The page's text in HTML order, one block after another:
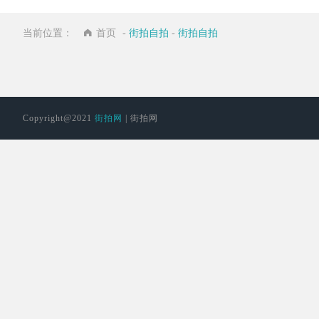
当前位置： 首页 - 街拍自拍 - 街拍自拍
Copyright@2021 街拍网 | 街拍网